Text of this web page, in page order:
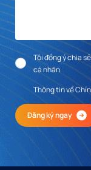
Tôi đồng ý chia
cá nhân
Thông tin về
Đăng ký ngay